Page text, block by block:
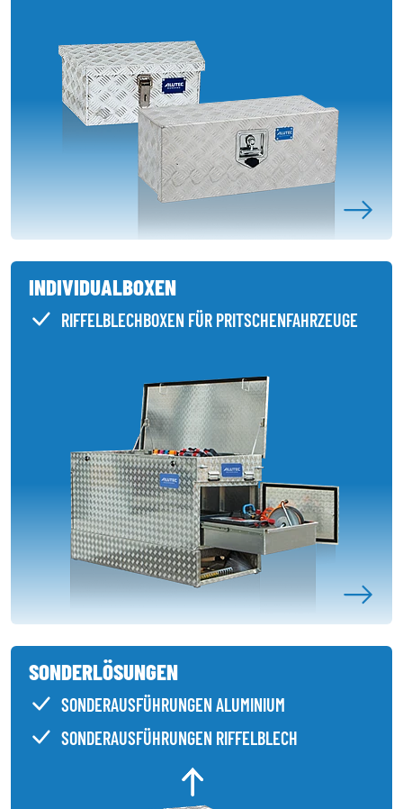
INDIVIDUALBOXEN
RIFFELBLECHBOXEN FÜR PRITSCHENFAHRZEUGE
SONDERLÖSUNGEN
SONDERAUSFÜHRUNGEN ALUMINIUM
SONDERAUSFÜHRUNGEN RIFFELBLECH